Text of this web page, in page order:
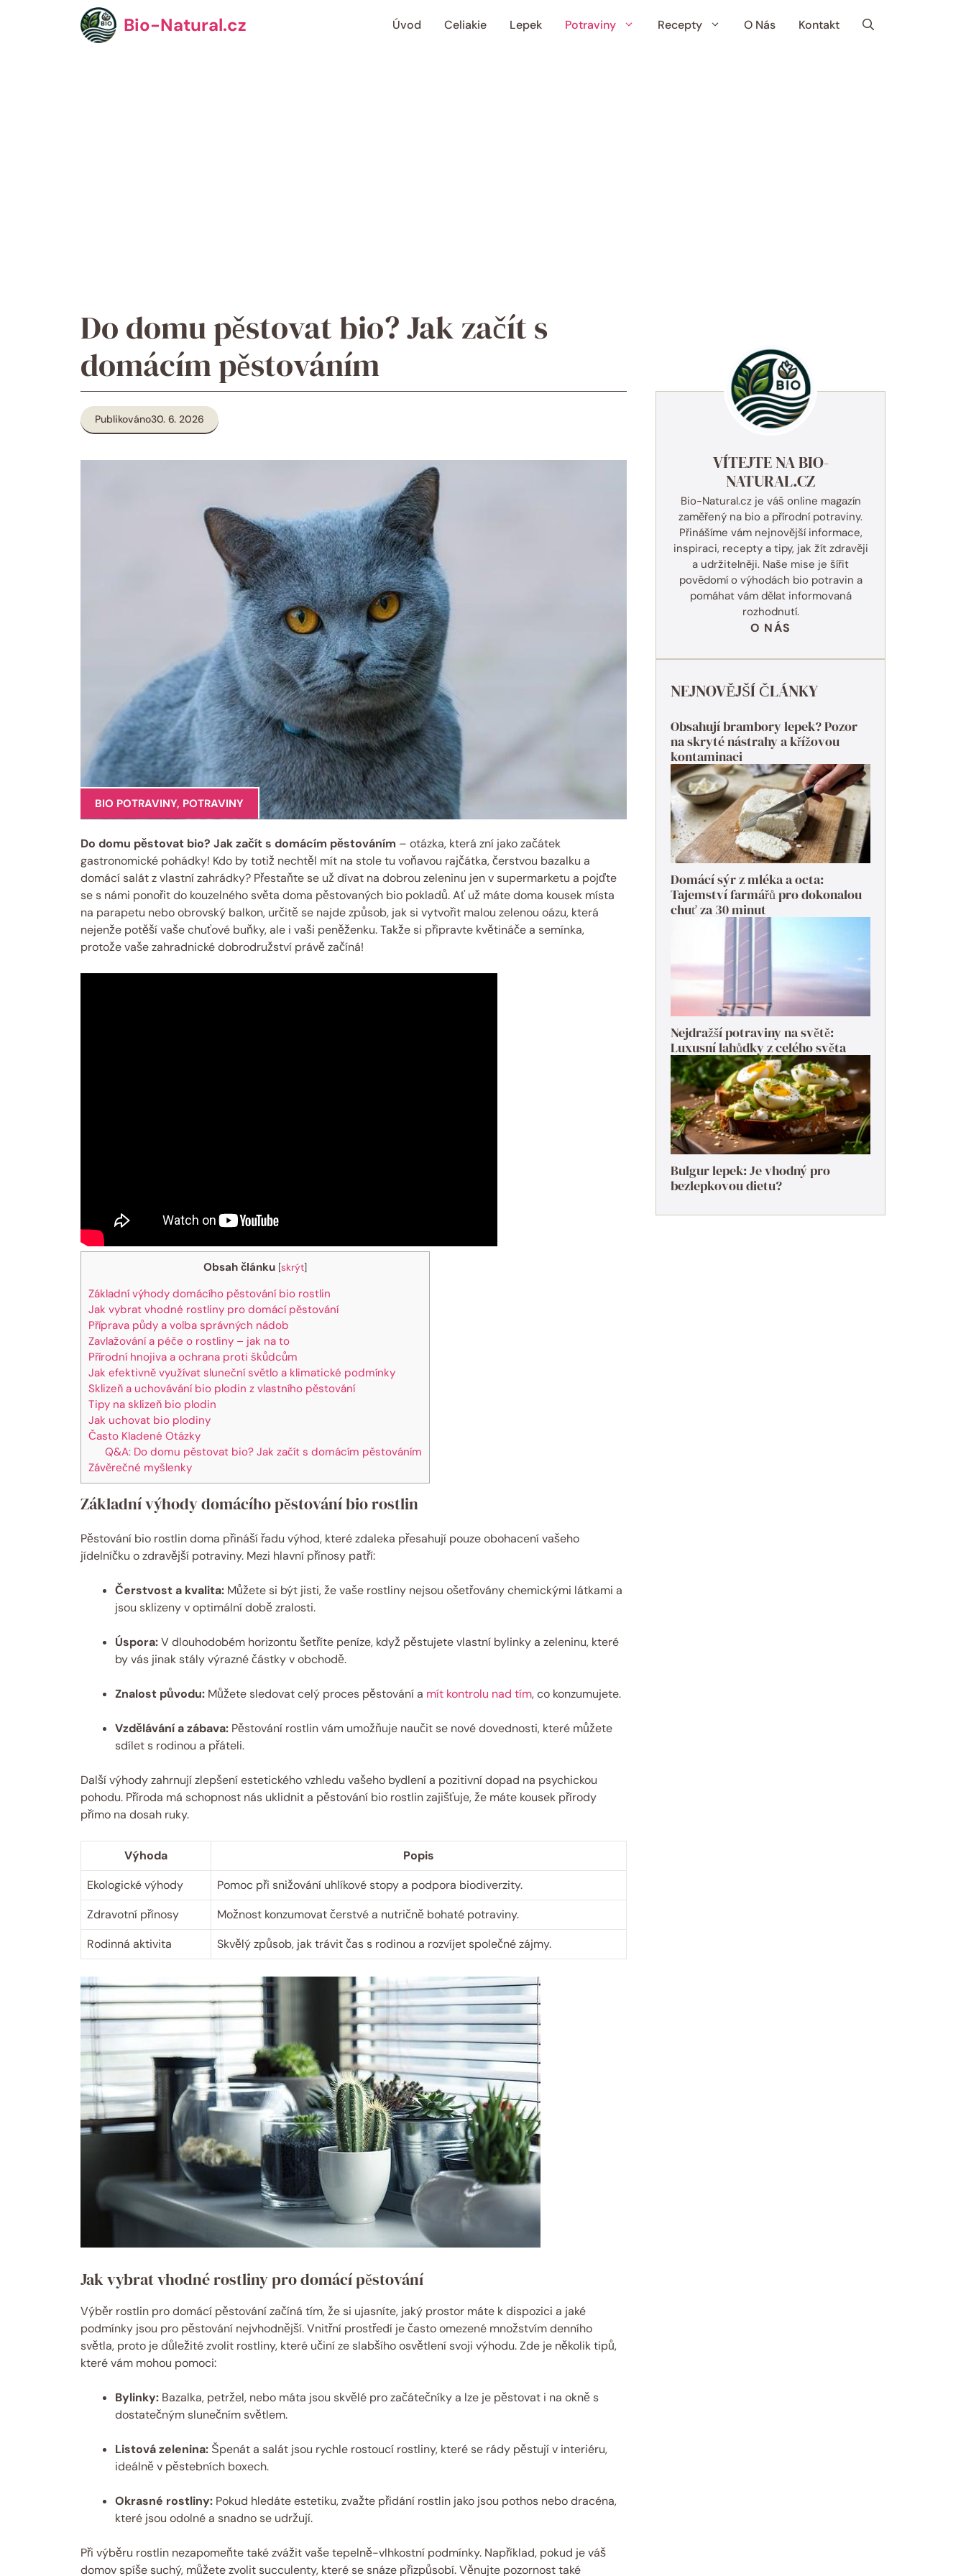
Bio-Natural.cz Úvod Celiakie Lepek Potraviny Recepty O Nás Kontakt
Do domu pěstovat bio? Jak začít s
domácím pěstováním
Publikováno30. 6. 2026
BIO POTRAVINY, POTRAVINY
Do domu pěstovat bio? Jak začít s domácím pěstováním – otázka, která zní jako začátek
gastronomické pohádky! Kdo by totiž nechtěl mít na stole tu voňavou rajčátka, čerstvou bazalku a
domácí salát z vlastní zahrádky? Přestaňte se už dívat na dobrou zeleninu jen v supermarketu a pojďte
se s námi ponořit do kouzelného světa doma pěstovaných bio pokladů. Ať už máte doma kousek místa
na parapetu nebo obrovský balkon, určitě se najde způsob, jak si vytvořit malou zelenou oázu, která
nejenže potěší vaše chuťové buňky, ale i vaši peněženku. Takže si připravte květináče a semínka,
protože vaše zahradnické dobrodružství právě začíná!
Obsah článku [skrýt]
Základní výhody domácího pěstování bio rostlin
Jak vybrat vhodné rostliny pro domácí pěstování
Příprava půdy a volba správných nádob
Zavlažování a péče o rostliny – jak na to
Přírodní hnojiva a ochrana proti škůdcům
Jak efektivně využívat sluneční světlo a klimatické podmínky
Sklizeň a uchovávání bio plodin z vlastního pěstování
Tipy na sklizeň bio plodin
Jak uchovat bio plodiny
Často Kladené Otázky
Q&A: Do domu pěstovat bio? Jak začít s domácím pěstováním
Závěrečné myšlenky
Základní výhody domácího pěstování bio rostlin
Pěstování bio rostlin doma přináší řadu výhod, které zdaleka přesahují pouze obohacení vašeho
jídelníčku o zdravější potraviny. Mezi hlavní přínosy patří:
Čerstvost a kvalita: Můžete si být jisti, že vaše rostliny nejsou ošetřovány chemickými látkami a
jsou sklizeny v optimální době zralosti.
Úspora:V dlouhodobém horizontu šetříte peníze, když pěstujete vlastní bylinky a zeleninu, které
by vás jinak stály výrazné částky v obchodě.
Znalost původu: Můžete sledovat celý proces pěstování a mít kontrolu nad tím, co konzumujete.
Vzdělávání a zábava: Pěstování rostlin vám umožňuje naučit se nové dovednosti, které můžete
sdílet s rodinou a přáteli.
Další výhody zahrnují zlepšení estetického vzhledu vašeho bydlení a pozitivní dopad na psychickou
pohodu. Příroda má schopnost nás uklidnit a pěstování bio rostlin zajišťuje, že máte kousek přírody
přímo na dosah ruky.
Výhoda
Popis
Ekologické výhody
Pomoc při snižování uhlíkové stopy a podpora biodiverzity.
Zdravotní přínosy
Možnost konzumovat čerstvé a nutričně bohaté potraviny.
Rodinná aktivita
Skvělý způsob, jak trávit čas s rodinou a rozvíjet společné zájmy.
Jak vybrat vhodné rostliny pro domácí pěstování
Výběr rostlin pro domácí pěstování začíná tím, že si ujasníte, jaký prostor máte k dispozici a jaké
podmínky jsou pro pěstování nejvhodnější. Vnitřní prostředí je často omezené množstvím denního
světla, proto je důležité zvolit rostliny, které učiní ze slabšího osvětlení svoji výhodu. Zde je několik tipů,
které vám mohou pomoci:
Bylinky: Bazalka, petržel, nebo máta jsou skvělé pro začátečníky a lze je pěstovat i na okně s
dostatečným slunečním světlem.
Listová zelenina: Špenát a salát jsou rychle rostoucí rostliny, které se rády pěstují v interiéru,
ideálně v pěstebních boxech.
Okrasné rostliny: Pokud hledáte estetiku, zvažte přidání rostlin jako jsou pothos nebo dracéna,
které jsou odolné a snadno se udržují.
Při výběru rostlin nezapomeňte také zvážit vaše tepelně-vlhkostní podmínky. Například, pokud je váš
domov spíše suchý, můžete zvolit succulenty, které se snáze přizpůsobí. Věnujte pozornost také
VÍTEJTE NA BIO-
NATURAL.CZ
Bio-Natural.cz je váš online magazín
zaměřený na bio a přírodní potraviny.
Přinášíme vám nejnovější informace,
inspiraci, recepty a tipy, jak žít zdravěji
a udržitelněji. Naše mise je šířit
povědomí o výhodách bio potravin a
pomáhat vám dělat informovaná
rozhodnutí.
O NÁS
NEJNOVĚJŠÍ ČLÁNKY
Obsahují brambory lepek? Pozor
na skryté nástrahy a křížovou
kontaminaci
Domácí sýr z mléka a octa:
Tajemství farmářů pro dokonalou
chuť za 30 minut
Nejdražší potraviny na světě:
Luxusní lahůdky z celého světa
Bulgur lepek: Je vhodný pro
bezlepkovou dietu?